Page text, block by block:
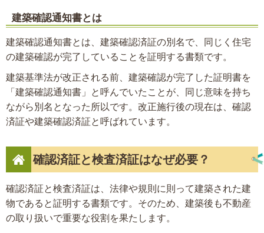
建築確認通知書とは
建築確認通知書とは、建築確認済証の別名で、同じく住宅
の建築確認が完了していることを証明する書類です。
建築基準法が改正される前、建築確認が完了した証明書を
「建築確認通知書」と呼んでいたことが、同じ意味を持ち
ながら別名となった所以です。改正施行後の現在は、確認
済証や建築確認済証と呼ばれています。
確認済証と検査済証はなぜ必要？
確認済証と検査済証は、法律や規則に則って建築された建
物であると証明する書類です。そのため、建築後も不動産
の取り扱いで重要な役割を果たします。